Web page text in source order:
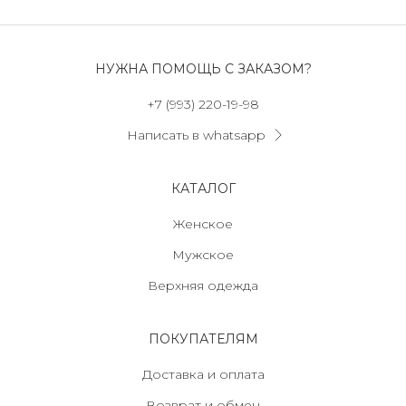
+7 (993) 220-19-98
НУЖНА ПОМОЩЬ С ЗАКАЗОМ?
Написать в whatsapp
Женское
КАТАЛОГ
Мужское
Верхняя одежда
Доставка и оплата
ПОКУПАТЕЛЯМ